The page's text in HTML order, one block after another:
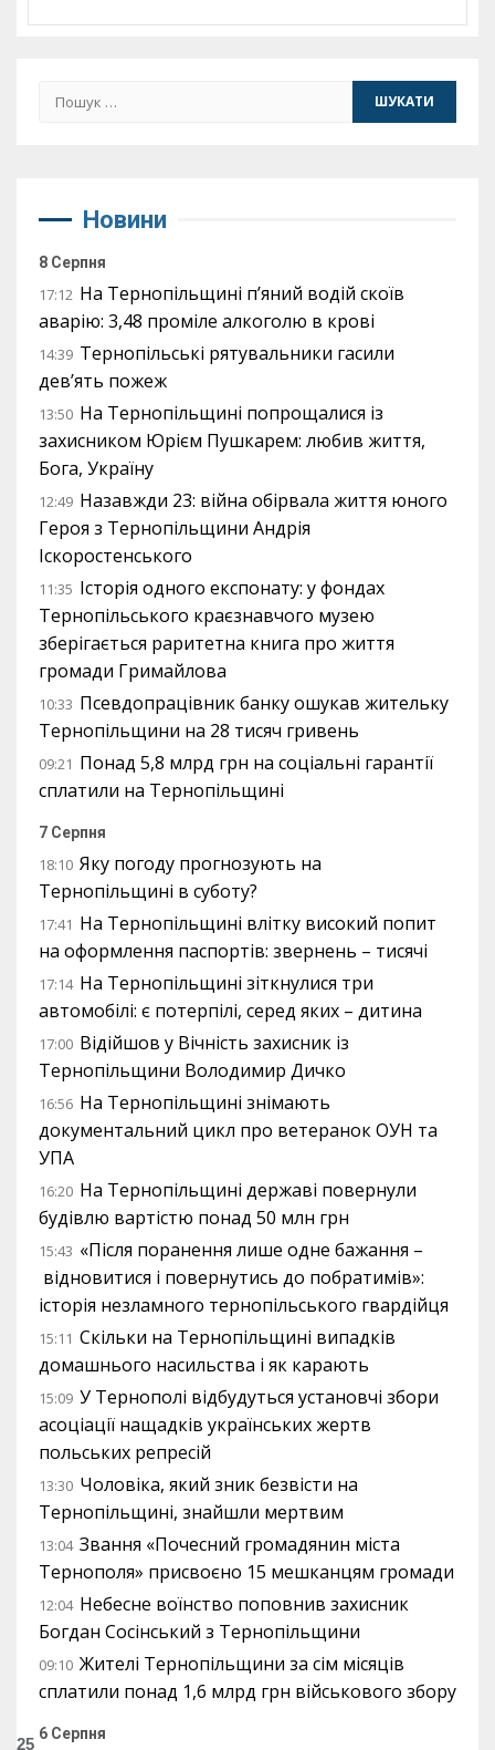
Пошук:
Новини
8 Серпня
17:12 На Тернопільщині п’яний водій скоїв
аварію: 3,48 проміле алкоголю в крові
14:39 Тернопільські рятувальники гасили
дев’ять пожеж
13:50 На Тернопільщині попрощалися із
захисником Юрієм Пушкарем: любив життя,
Бога, Україну
12:49 Назавжди 23: війна обірвала життя юного
Героя з Тернопільщини Андрія
Іскоростенського
11:35 Історія одного експонату: у фондах
Тернопільського краєзнавчого музею
зберігається раритетна книга про життя
громади Гримайлова
10:33 Псевдопрацівник банку ошукав жительку
Тернопільщини на 28 тисяч гривень
09:21 Понад 5,8 млрд грн на соціальні гарантії
сплатили на Тернопільщині
7 Серпня
18:10 Яку погоду прогнозують на
Тернопільщині в суботу?
17:41 На Тернопільщині влітку високий попит
на оформлення паспортів: звернень – тисячі
17:14 На Тернопільщині зіткнулися три
автомобілі: є потерпілі, серед яких – дитина
17:00 Відійшов у Вічність захисник із
Тернопільщини Володимир Дичко
16:56 На Тернопільщині знімають
документальний цикл про ветеранок ОУН та
УПА
16:20 На Тернопільщині державі повернули
будівлю вартістю понад 50 млн грн
15:43 «Після поранення лише одне бажання –
відновитися і повернутись до побратимів»:
історія незламного тернопільського гвардійця
15:11 Скільки на Тернопільщині випадків
домашнього насильства і як карають
15:09 У Тернополі відбудуться установчі збори
асоціації нащадків українських жертв
польських репресій
13:30 Чоловіка, який зник безвісти на
Тернопільщині, знайшли мертвим
13:04 Звання «Почесний громадянин міста
Тернополя» присвоєно 15 мешканцям громади
12:04 Небесне воїнство поповнив захисник
Богдан Сосінський з Тернопільщини
09:10 Жителі Тернопільщини за сім місяців
сплатили понад 1,6 млрд грн військового збору
6 Серпня
25